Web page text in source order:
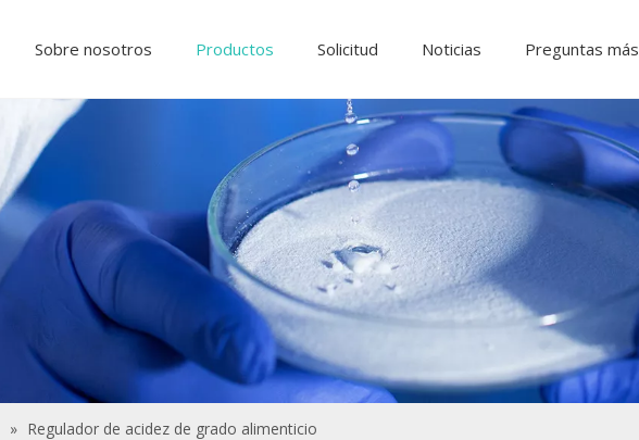
Sobre nosotros Productos Solicitud Noticias Preguntas
» Regulador de acidez de grado alimenticio